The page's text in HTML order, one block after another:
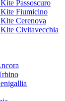
Passoscuro
Fiumicino
Cerenova
Civitavecchia